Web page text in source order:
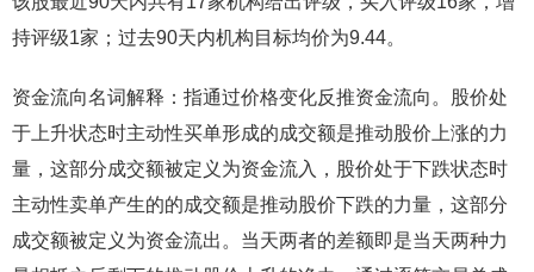
持评级1家；过去90天内机构目标均价为9.44。
资金流向名词解释：指通过价格变化反推资金流向。股价处
于上升状态时主动性买单形成的成交额是推动股价上涨的力
量，这部分成交额被定义为资金流入，股价处于下跌状态时
主动性卖单产生的的成交额是推动股价下跌的力量，这部分
成交额被定义为资金流出。当天两者的差额即是当天两种力